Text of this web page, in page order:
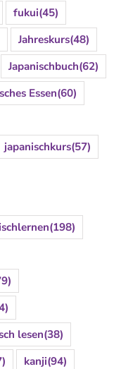
fukui(45)
Jahreskurs(48)
Japanischbuch(62)
Essen(60)
japanischkurs(57)
(198)
lesen(38)
kanji(94)